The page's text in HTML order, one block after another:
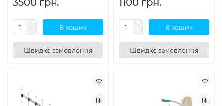
3500 грн.
В кошик
Швидке замовлення
1100 грн.
В кошик
Швидке замовлення